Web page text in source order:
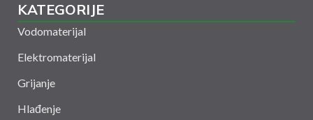
KATEGORIJE
Vodomaterijal
Elektromaterijal
Grijanje
Hlađenje